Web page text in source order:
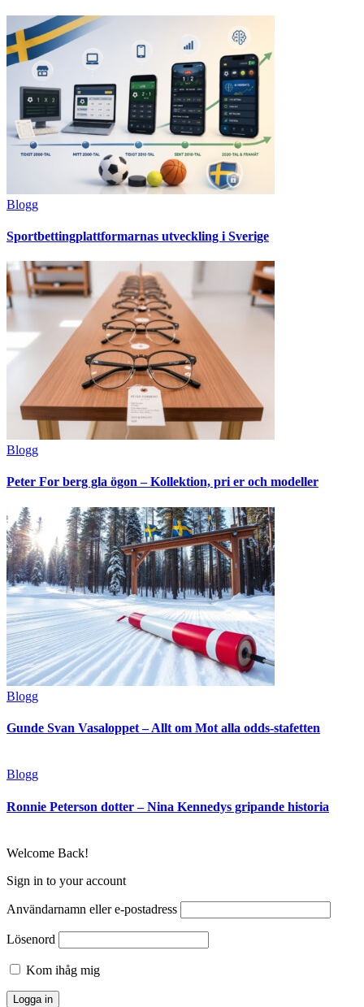
Blogg
Sportbettingplattformarnas utveckling i Sverige
Blogg
Peter For berg gla ögon – Kollektion, pri er och modeller
Blogg
Gunde Svan Vasaloppet – Allt om Mot alla odds-stafetten
Blogg
Ronnie Peterson dotter – Nina Kennedys gripande historia
Welcome Back!
Sign in to your account
Användarnamn eller e-postadress
Lösenord
Kom ihåg mig